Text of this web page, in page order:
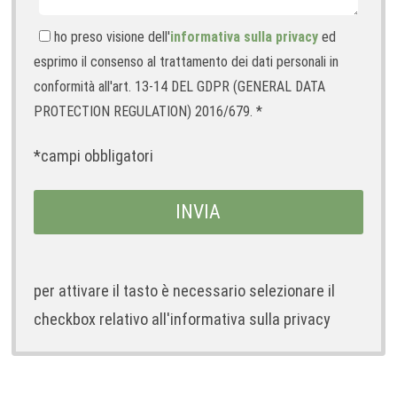
ho preso visione dell'informativa sulla privacy ed
esprimo il consenso al trattamento dei dati personali in
conformità all'art. 13-14 DEL GDPR (GENERAL DATA
PROTECTION REGULATION) 2016/679. *
*campi obbligatori
per attivare il tasto è necessario selezionare il
checkbox relativo all'informativa sulla privacy